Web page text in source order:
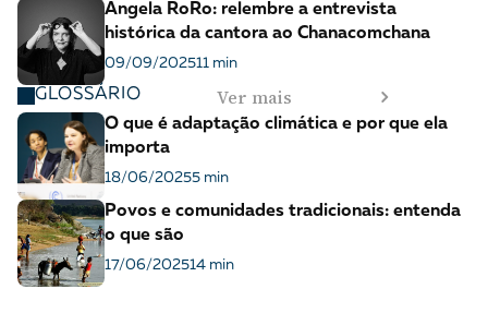
Angela RoRo: relembre a entrevista
histórica da cantora ao Chanacomchana
09/09/202511 min
GLOSSÁRIO Ver mais
O que é adaptação climática e por que ela
importa
18/06/20255 min
Povos e comunidades tradicionais: entenda
o que são
17/06/202514 min